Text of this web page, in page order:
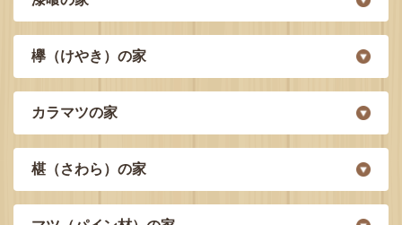
欅（けやき）の家
カラマツの家
椹（さわら）の家